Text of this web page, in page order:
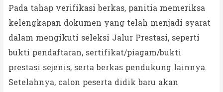
Pada tahap verifikasi berkas, panitia memeriksa
kelengkapan dokumen yang telah menjadi syarat
dalam mengikuti seleksi Jalur Prestasi, seperti
bukti pendaftaran, sertifikat/piagam/bukti
prestasi sejenis, serta berkas pendukung lainnya.
Setelahnya, calon peserta didik baru akan